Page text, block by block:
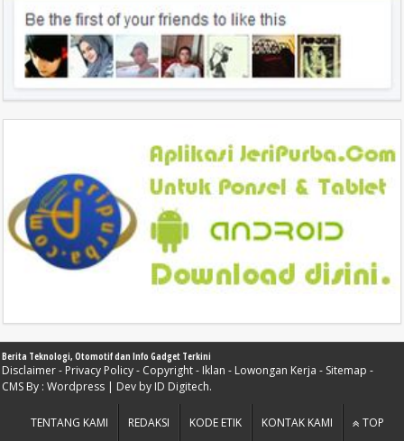
Berita Teknologi, Otomotif dan Info Gadget Terkini
Disclaimer- Privacy Policy- Copyright- Iklan - Lowongan Kerja - Sitemap -
CMS By : Wordpress | Dev by ID Digitech.
TENTANG KAMI REDAKSI KODE ETIK KONTAK KAMI TOP